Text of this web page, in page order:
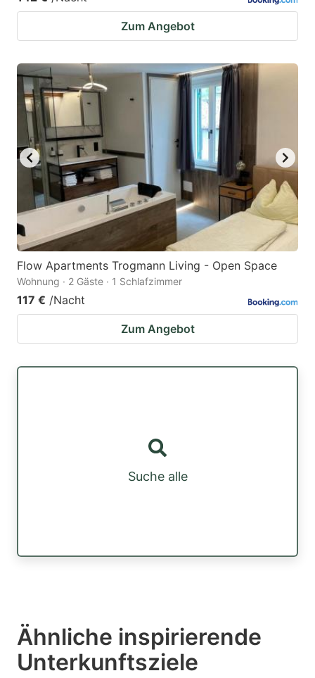
Zum Angebot
Flow Apartments Trogmann Living - Open Space
Wohnung · 2 Gäste · 1 Schlafzimmer
117 € /Nacht
Zum Angebot
Suche alle
Ähnliche inspirierende
Unterkunftsziele